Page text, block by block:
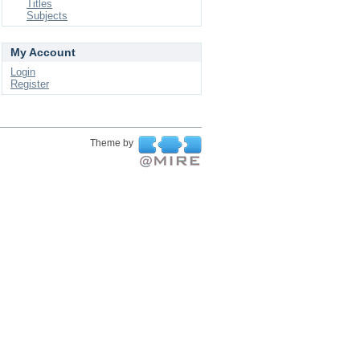
Titles
Subjects
My Account
Login
Register
Theme by